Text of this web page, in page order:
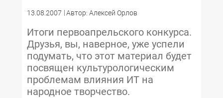
13.08.2007 Автор: Алексей Орлов
Итоги первоапрельского конкурса.
Друзья, вы, наверное, уже успели
подумать, что этот материал будет
посвящен культурологическим
проблемам влияния ИТ на
народное творчество.